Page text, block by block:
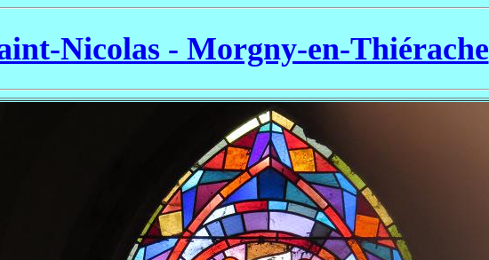
Nicolas - Morgny-en-Thiérache